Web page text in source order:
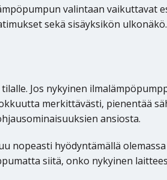
valintaan vaikuttavat
sekä sisäyksikön ulkonäkö.
Jos nykyinen
merkittävästi, pienentää
ansiosta.
nopeasti hyödyntämällä
siitä, onko nykyinen